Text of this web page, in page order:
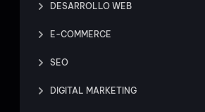
DESARROLLO WEB
E-COMMERCE
SEO
DIGITAL MARKETING